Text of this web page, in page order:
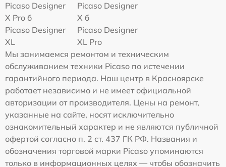
Picaso Designer
X Pro б
Picaso Designer
X б
Picaso Designer
XL
Picaso Designer
XL Pro
Мы занимаемся ремонтом и техническим
обслуживанием техники Picaso по истечении
гарантийного периода. Наш центр в Красноярске
работает независимо и не имеет официальной
авторизации от производителя. Цены на ремонт,
указанные на сайте, носят исключительно
ознакомительный характер и не являются публичной
офертой согласно п. 2 ст. 437 ГК РФ. Названия и
обозначения торговой марки Picaso упоминаются
только в информационных целях — чтобы обозначить